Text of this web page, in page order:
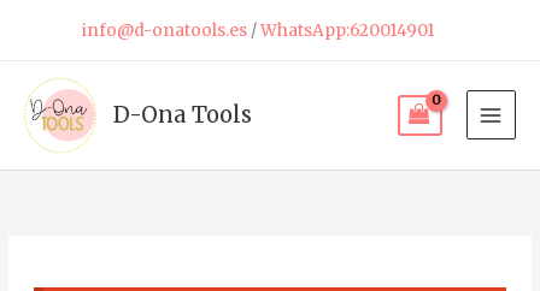
contenido
info@d-onatools.es/WhatsApp:620014901
D-Ona Tools